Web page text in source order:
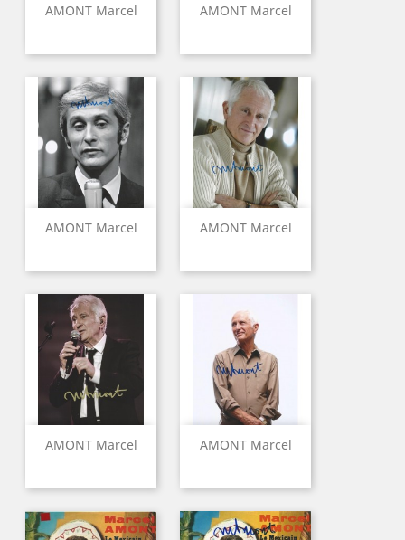
AMONT Marcel AMONT Marcel
AMONT Marcel AMONT Marcel
AMONT Marcel AMONT Marcel